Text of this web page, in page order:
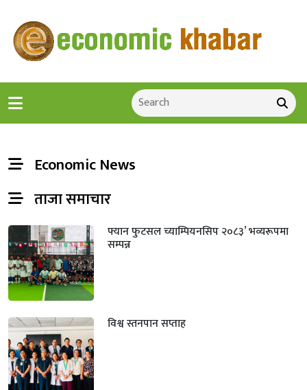
Economic News
ताजा समाचार
फ्यान फुटसल च्याम्पियनसिप २०८३’ भव्यरूपमा
सम्पन्न
विश्व स्तनपान सप्ताह